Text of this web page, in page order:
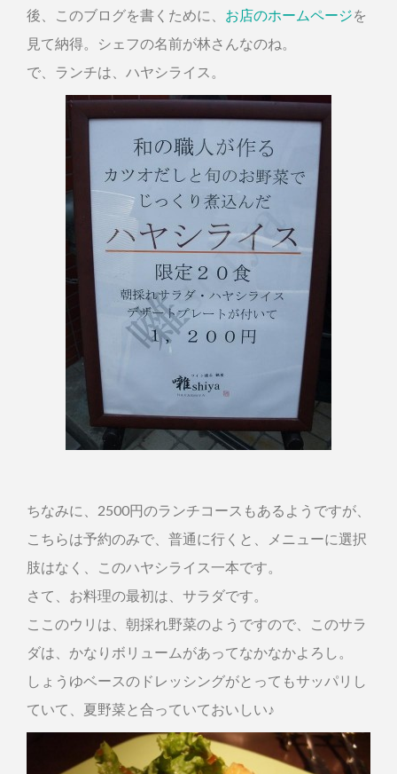
後、このブログを書くために、 お店のホームページを
見て納得。シェフの名前が林さんなのね。
で、ランチは、ハヤシライス。
ちなみに、2500円のランチコースもあるようですが、
こちらは予約のみで、普通に行くと、メニューに選択
肢はなく、このハヤシライス一本です。
さて、お料理の最初は、サラダです。
ここのウリは、朝採れ野菜のようですので、このサラ
ダは、かなりボリュームがあってなかなかよろし。
しょうゆベースのドレッシングがとってもサッパリし
ていて、夏野菜と合っていておいしい♪